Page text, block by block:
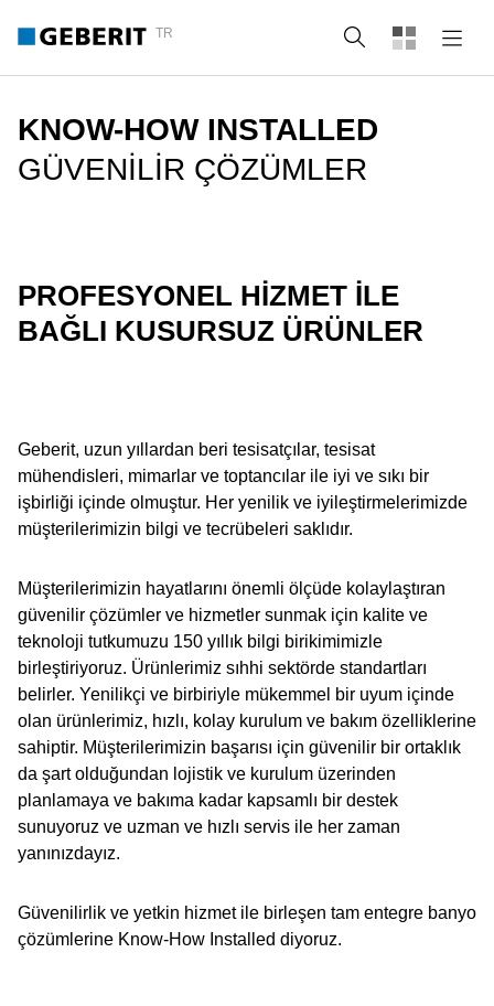
TR Arama
KNOW-HOW INSTALLED
GÜVENILIR ÇÖZÜMLER
PROFESYONEL HIZMET ILE
BAĞLI KUSURSUZ ÜRÜNLER
Geberit, uzun yıllardan beri tesisatçılar, tesisat
mühendisleri, mimarlar ve toptancılar ile iyi ve sıkı bir
işbirliği içinde olmuştur. Her yenilik ve iyileştirmelerimizde
müşterilerimizin bilgi ve tecrübeleri saklıdır.
Müşterilerimizin hayatlarını önemli ölçüde kolaylaştıran
güvenilir çözümler ve hizmetler sunmak için kalite ve
teknoloji tutkumuzu 150 yıllık bilgi birikimimizle
birleştiriyoruz. Ürünlerimiz sıhhi sektörde standartları
belirler. Yenilikçi ve birbiriyle mükemmel bir uyum içinde
olan ürünlerimiz, hızlı, kolay kurulum ve bakım özelliklerine
sahiptir. Müşterilerimizin başarısı için güvenilir bir ortaklık
da şart olduğundan lojistik ve kurulum üzerinden
planlamaya ve bakıma kadar kapsamlı bir destek
sunuyoruz ve uzman ve hızlı servis ile her zaman
yanınızdayız.
Güvenilirlik ve yetkin hizmet ile birleşen tam entegre banyo
çözümlerine Know-How Installed diyoruz.